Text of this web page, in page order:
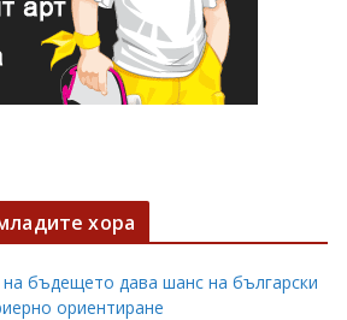
хора
на бъдещето дава шанс на български
ориентиране